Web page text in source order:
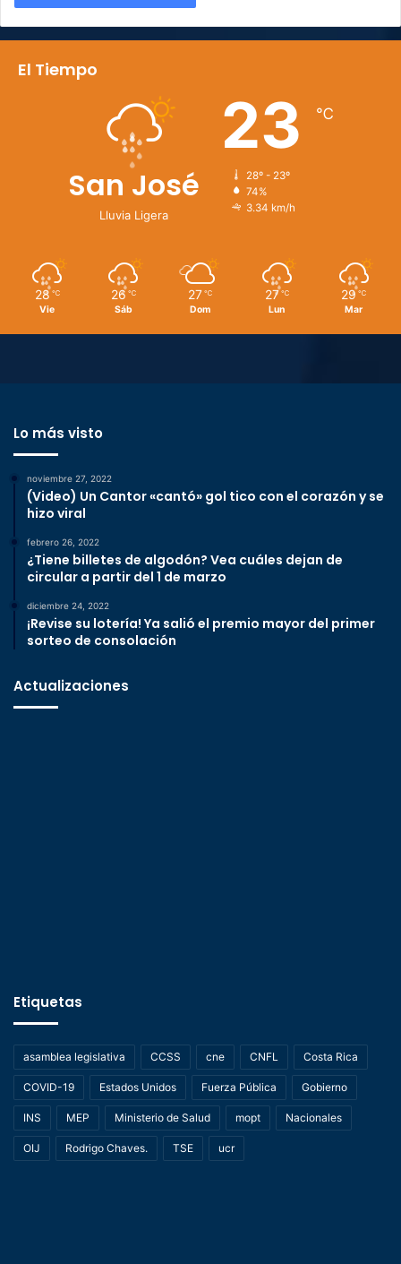
El Tiempo
San José
Lluvia Ligera
23 ℃
28º - 23º
74%
3.34 km/h
28 ℃
Vie
26 ℃
Sáb
27 ℃
Dom
27 ℃
Lun
29 ℃
Mar
Lo más visto
noviembre 27, 2022
(Video) Un Cantor «cantó» gol tico con el corazón y se
hizo viral
febrero 26, 2022
¿Tiene billetes de algodón? Vea cuáles dejan de
circular a partir del 1 de marzo
diciembre 24, 2022
¡Revise su lotería! Ya salió el premio mayor del primer
sorteo de consolación
Actualizaciones
Etiquetas
asamblea legislativa CCSS cne CNFL Costa Rica
COVID-19 Estados Unidos Fuerza Pública Gobierno
INS MEP Ministerio de Salud mopt Nacionales
OIJ Rodrigo Chaves. TSE ucr